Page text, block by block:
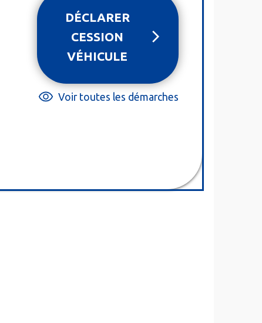
DÉCLARER
CESSION
VÉHICULE
Voir toutes les démarches